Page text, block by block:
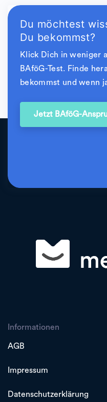
Du möchtest
Du bekommst?
Klick Dich in weniger
BAföG-Test. Finde
bekommst und wenn
Jetzt BAföG-
Informationen
AGB
Impressum
Datenschutzerklärung